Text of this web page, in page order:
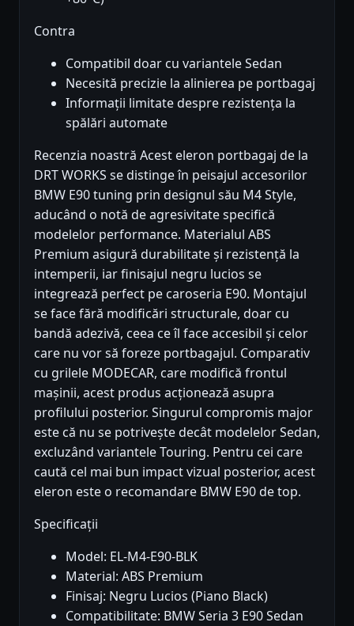
Contra
Compatibil doar cu variantele Sedan
Necesită precizie la alinierea pe portbagaj
Informații limitate despre rezistența la
spălări automate
Recenzia noastră Acest eleron portbagaj de la
DRT WORKS se distinge în peisajul accesorilor
BMW E90 tuning prin designul său M4 Style,
aducând o notă de agresivitate specifică
modelelor performance. Materialul ABS
Premium asigură durabilitate și rezistență la
intemperii, iar finisajul negru lucios se
integrează perfect pe caroseria E90. Montajul
se face fără modificări structurale, doar cu
bandă adezivă, ceea ce îl face accesibil și celor
care nu vor să foreze portbagajul. Comparativ
cu grilele MODECAR, care modifică frontul
mașinii, acest produs acționează asupra
profilului posterior. Singurul compromis major
este că nu se potrivește decât modelelor Sedan,
excluzând variantele Touring. Pentru cei care
caută cel mai bun impact vizual posterior, acest
eleron este o recomandare BMW E90 de top.
Specificații
Model: EL-M4-E90-BLK
Material: ABS Premium
Finisaj: Negru Lucios (Piano Black)
Compatibilitate: BMW Seria 3 E90 Sedan